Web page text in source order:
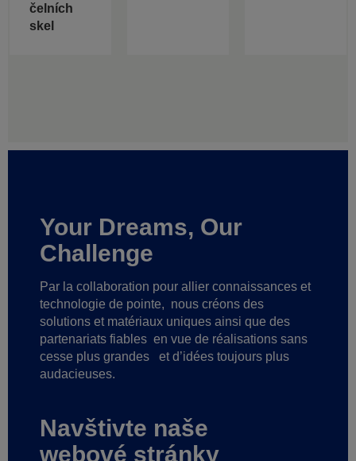
čelních
skel
Your Dreams, Our
Challenge
Par la collaboration pour allier connaissances et
technologie de pointe, nous créons des
solutions et matériaux uniques ainsi que des
partenariats fiables en vue de réalisations sans
cesse plus grandes
et d’idées toujours plus
audacieuses.
Navštivte naše
webové stránky